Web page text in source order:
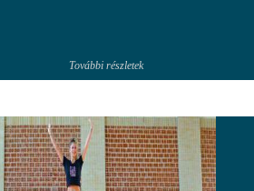
További részletek